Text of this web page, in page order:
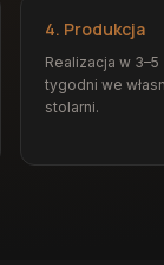
4. Produkcja
Realizacja w 3–5
tygodni we
stolarni.